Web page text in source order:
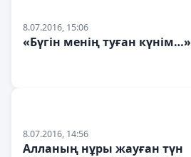
8.07.2016, 15:06
«Бүгін менің туған күнім…»
8.07.2016, 14:56
Алланың нұры жауған түн